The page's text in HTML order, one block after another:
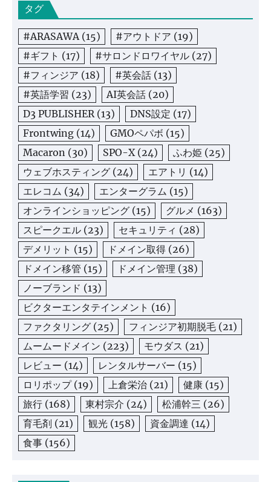
タグ
#ARASAWA (15) #アウトドア (19)
#ギフト (17) #サロンドロワイヤル (27)
#フィンジア (18) #英会話 (13)
#英語学習 (23) AI英会話 (20)
D3 PUBLISHER (13) DNS設定 (17)
Frontwing (14) GMOペパボ (15)
Macaron (30) SPO-X (24) ふわ姫 (25)
ウェブホスティング (24) エアトリ (14)
エレコム (34) エンターグラム (15)
オンラインショッピング (15) グルメ (163)
スピークエル (23) セキュリティ (28)
デメリット (15) ドメイン取得 (26)
ドメイン移管 (15) ドメイン管理 (38)
ノーブランド (13)
ビクターエンタテインメント (16)
ファクタリング (25) フィンジア初期脱毛 (21)
ムームードメイン (223) モウダス (21)
レビュー (14) レンタルサーバー (15)
ロリポップ(19) 上倉栄治 (21) 健康 (15)
旅行 (168) 東村宗介 (24) 松浦幹三 (26)
育毛剤 (21) 観光 (158) 資金調達 (14)
食事 (156)